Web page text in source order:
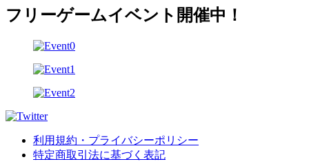
フリーゲームイベント開催中！
利用規約・プライバシーポリシー
特定商取引法に基づく表記